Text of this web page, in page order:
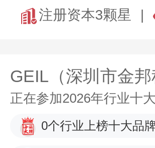
注册资本3颗星
GEIL（深圳市金
正在参加2026年行业十
0个行业上榜十大品